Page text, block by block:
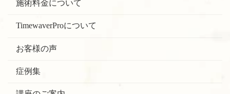
施術料金について
TimewaverProについて
お客様の声
症例集